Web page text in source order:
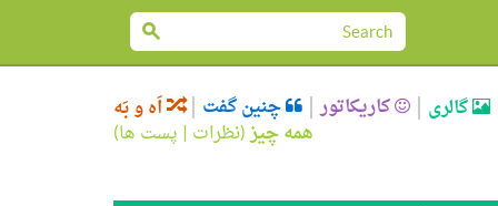
گالری کاریکاتور چنین گفت اَه و بَه
همه چیز(نظرات | پست ها)